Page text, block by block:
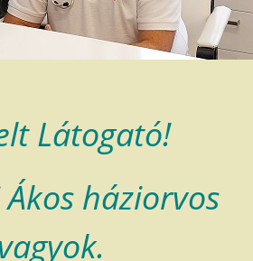
Látogató!
háziorvos